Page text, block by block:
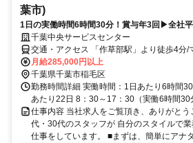
葉市)
1日の実働時間6時間30分！賞与年3回▶全社平
千葉中央サービスセンター
交通・アクセス 「作草部駅」より徒歩4分/
月給285,000円以上
千葉県千葉市稲毛区
勤務時間詳細 実働時間：1日あたり6時間
あたり22日 8：30～17：30（実働6時間30
仕事内容 当社求人をご覧頂き、ありがと
代・30代のスタッフが 自分のスタイルで
仕事をしています。 ■まずは、簡単にアナ